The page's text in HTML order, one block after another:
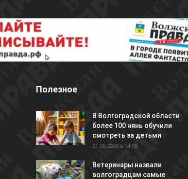
Полезное
В Волгоградской области
более 100 нянь обучили
смотреть за детьми
21.06.2026 в 14:05
Ветеринары назвали
волгоградцам самые